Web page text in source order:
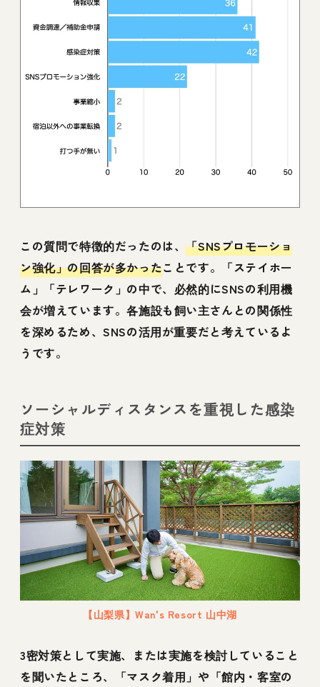
この質問で特徴的だったのは、「SNSプロモーショ
ン強化」の回答が多かったことです。「ステイホー
ム」「テレワーク」の中で、必然的にSNSの利用機
会が増えています。各施設も飼い主さんとの関係性
を深めるため、SNSの活用が重要だと考えているよ
うです。
ソーシャルディスタンスを重視した感染
症対策
【山梨県】Wan's Resort 山中湖
3密対策として実施、または実施を検討していること
を聞いたところ、「マスク着用」や「館内・客室の